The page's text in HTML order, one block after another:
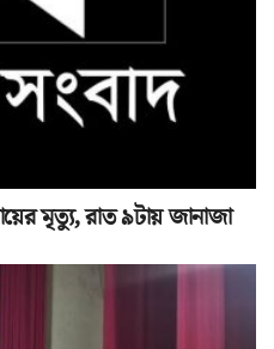
মৃত্যু, রাত ৯টায় জানাজা